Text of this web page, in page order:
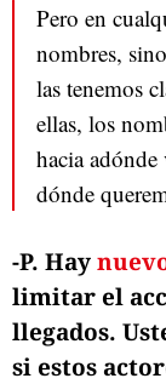
Pero en
nombres,
las tenemos
ellas, los
hacia
dónde
-P. Hay
limitar el
llegados.
si estos